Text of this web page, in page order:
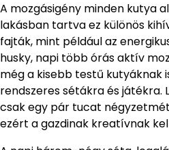
A mozgásigény minden kutya
lakásban tartva ez különös
fajták, mint például az
husky, napi több órás aktív
még a kisebb testű kutyáknak
rendszeres sétákra és
csak egy pár tucat
ezért a gazdinak kreatívnak